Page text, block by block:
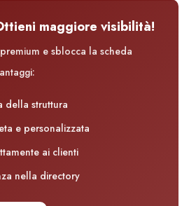
maggiore visibilità!
e sblocca la scheda
della struttura
e personalizzata
ai clienti
nella directory